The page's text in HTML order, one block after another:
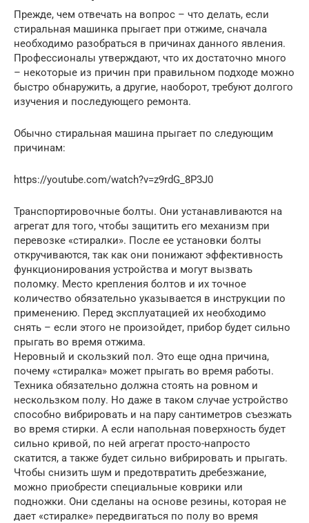
Прежде, чем отвечать на вопрос – что делать, если
стиральная машинка прыгает при отжиме, сначала
необходимо разобраться в причинах данного явления.
Профессионалы утверждают, что их достаточно много
– некоторые из причин при правильном подходе можно
быстро обнаружить, а другие, наоборот, требуют долгого
изучения и последующего ремонта.
Обычно стиральная машина прыгает по следующим
причинам:
https://youtube.com/watch?v=z9rdG_8P3J0
Транспортировочные болты. Они устанавливаются на
агрегат для того, чтобы защитить его механизм при
перевозке «стиралки». После ее установки болты
откручиваются, так как они понижают эффективность
функционирования устройства и могут вызвать
поломку. Место крепления болтов и их точное
количество обязательно указывается в инструкции по
применению. Перед эксплуатацией их необходимо
снять – если этого не произойдет, прибор будет сильно
прыгать во время отжима.
Неровный и скользкий пол. Это еще одна причина,
почему «стиралка» может прыгать во время работы.
Техника обязательно должна стоять на ровном и
нескользком полу. Но даже в таком случае устройство
способно вибрировать и на пару сантиметров съезжать
во время стирки. А если напольная поверхность будет
сильно кривой, по ней агрегат просто-напросто
скатится, а также будет сильно вибрировать и прыгать.
Чтобы снизить шум и предотвратить дребезжание,
можно приобрести специальные коврики или
подножки. Они сделаны на основе резины, которая не
дает «стиралке» передвигаться по полу во время